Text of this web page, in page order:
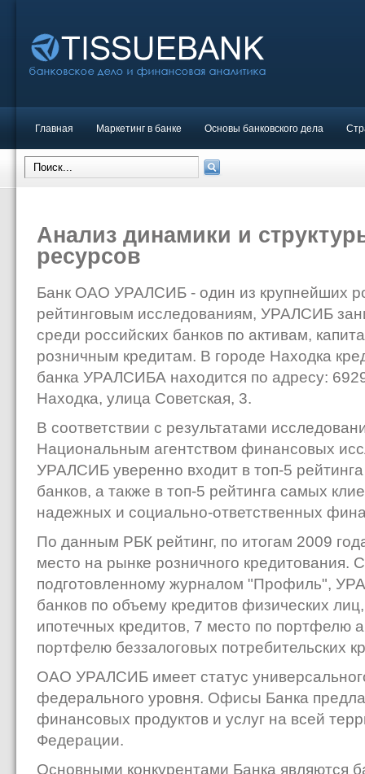
Главная Маркетинг в банке Основы банковского дела
Анализ динамики и
ресурсов
Банк ОАО УРАЛСИБ - один из крупнейших
рейтинговым исследованиям, УРАЛСИБ
среди российских банков по активам,
розничным кредитам. В городе Находка
банка УРАЛСИБА находится по адресу:
Находка, улица Советская, 3.
В соответствии с результатами
Национальным агентством финансовых
УРАЛСИБ уверенно входит в топ-5
банков, а также в топ-5 рейтинга самых
надежных и социально-ответственных
По данным РБК рейтинг, по итогам 2009
место на рынке розничного кредитования.
подготовленному журналом "Профиль",
банков по объему кредитов физических
ипотечных кредитов, 7 место по портфелю
портфелю беззалоговых потребительских
ОАО УРАЛСИБ имеет статус
федерального уровня. Офисы Банка
финансовых продуктов и услуг на всей
Федерации.
Основными конкурентами Банка являются